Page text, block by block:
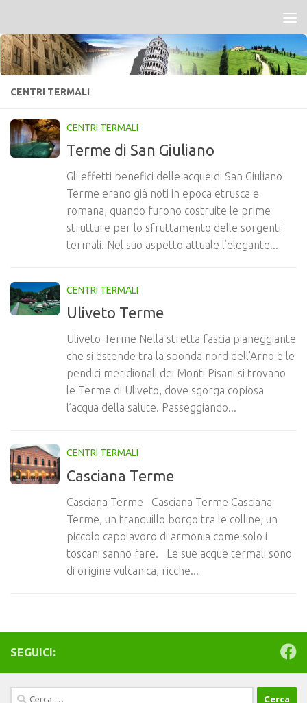
CENTRI TERMALI
CENTRI TERMALI
Terme di San Giuliano
Gli effetti benefici delle acque di San Giuliano
Terme erano già noti in epoca etrusca e
romana, quando furono costruite le prime
strutture per lo sfruttamento delle sorgenti
termali. Nel suo aspetto attuale l’elegante...
CENTRI TERMALI
Uliveto Terme
Uliveto Terme Nella stretta fascia pianeggiante
che si estende tra la sponda nord dell’Arno e le
pendici meridionali dei Monti Pisani si trovano
le Terme di Uliveto, dove sgorga copiosa
l’acqua della salute. Passeggiando...
CENTRI TERMALI
Casciana Terme
Casciana Terme Casciana Terme Casciana
Terme, un tranquillo borgo tra le colline, un
piccolo capolavoro di armonia come solo i
toscani sanno fare. Le sue acque termali sono
di origine vulcanica, ricche...
SEGUICI:
Ricerca